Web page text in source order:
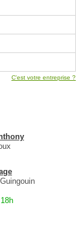
C'est votre entreprise ?